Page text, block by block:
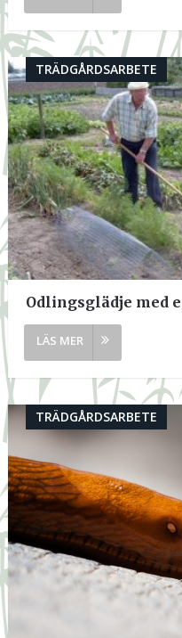
TRÄDGÅRDSARBETE
Odlingsglädje med
TRÄDGÅRDSARBETE